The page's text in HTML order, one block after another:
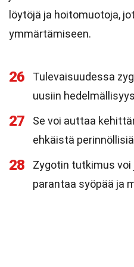
löytöjä ja hoitomuotoja,
ymmärtämiseen.
26
Tulevaisuudessa
uusiin
27
Se voi auttaa
ehkäistä
28
Zygotin tutkimus
parantaa syöpää ja